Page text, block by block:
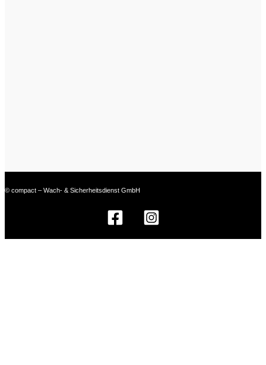
© compact – Wach- & Sicherheitsdienst GmbH